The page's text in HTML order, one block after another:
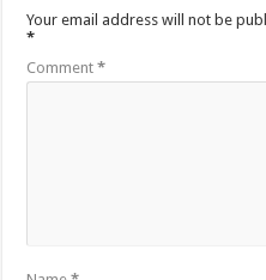
Your email address will not be
*
Comment*